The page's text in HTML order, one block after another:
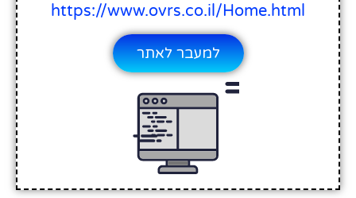
https://www.ovrs.co.il/Home.html
למעבר לאתר